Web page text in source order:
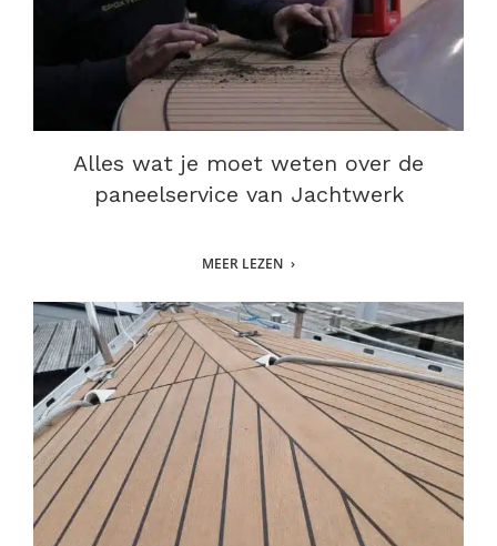
Alles wat je moet weten over de
paneelservice van Jachtwerk
MEER LEZEN